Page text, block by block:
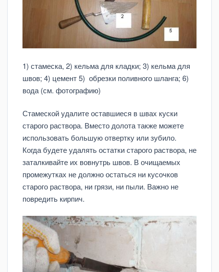
1) стамеска, 2) кельма для кладки; 3) кельма для
швов; 4) цемент 5) обрезки поливного шланга; 6)
вода (см. фотографию)
Стамеской удалите оставшиеся в швах куски
старого раствора. Вместо долота также можете
использовать большую отвертку или зубило.
Когда будете удалять остатки старого раствора, не
заталкивайте их вовнутрь швов. В очищаемых
промежутках не должно остаться ни кусочков
старого раствора, ни грязи, ни пыли. Важно не
повредить кирпич.